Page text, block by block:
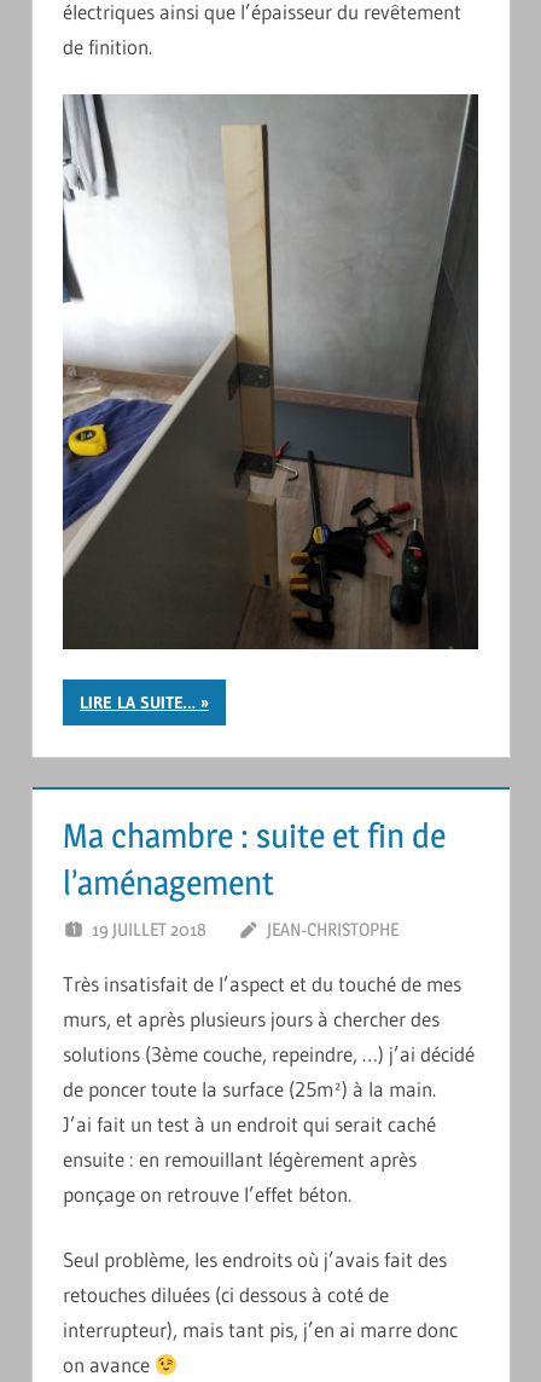
électriques ainsi que l’épaisseur du revêtement
de finition.
LIRE LA SUITE…
Ma chambre : suite et fin de
l’aménagement
19 JUILLET 2018 JEAN-CHRISTOPHE
Très insatisfait de l’aspect et du touché de mes
murs, et après plusieurs jours à chercher des
solutions (3ème couche, repeindre, …) j’ai décidé
de poncer toute la surface (25m²) à la main.
J’ai fait un test à un endroit qui serait caché
ensuite : en remouillant légèrement après
ponçage on retrouve l’effet béton.
Seul problème, les endroits où j’avais fait des
retouches diluées (ci dessous à coté de
interrupteur), mais tant pis, j’en ai marre donc
on avance